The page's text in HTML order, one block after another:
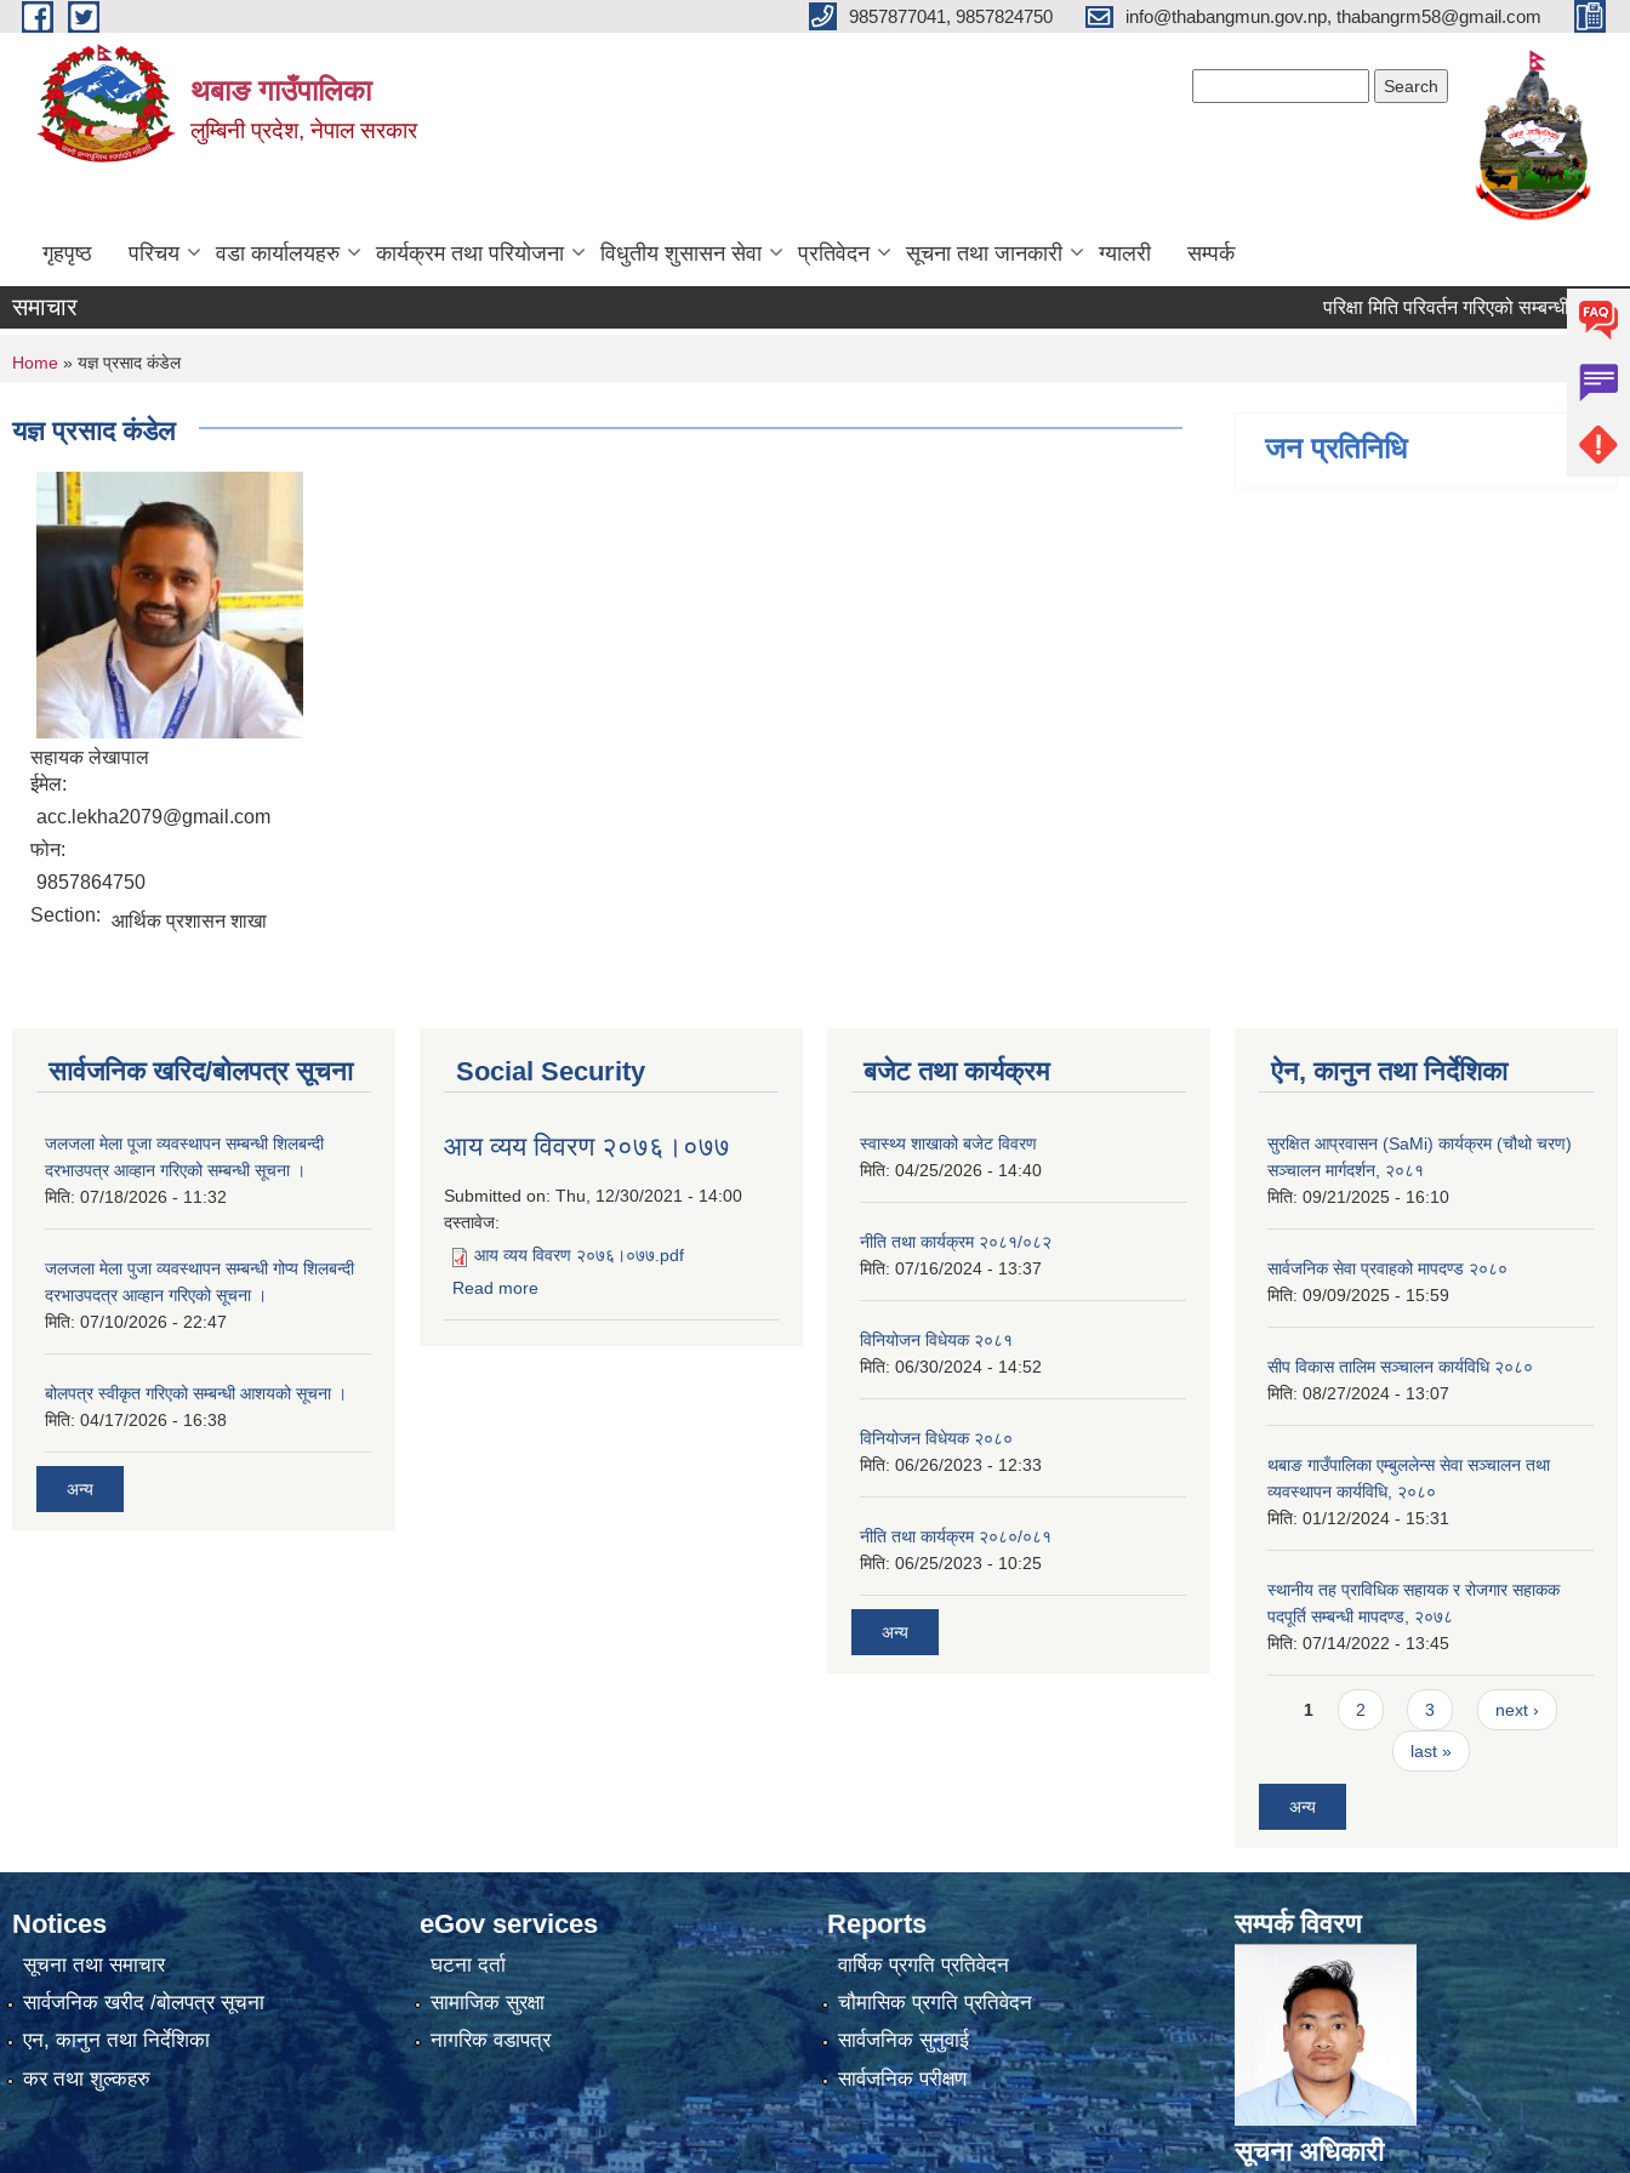
Skip to main content 9857877041, 9857824750 info@thabangmun.gov.np, thabangrm58@gmail.com
थबाङ गाउँपालिका
लुम्बिनी प्रदेश, नेपाल सरकार
गृहपृष्ठ परिचय वडा कार्यालयहरु कार्यक्रम तथा परियोजना विधुतीय शुसासन सेवा प्रतिवेदन सूचना तथा जानकारी ग्यालरी सम्पर्क
समाचार परिक्षा मिति परिवर्तन गरिएको सम्बन्धी सूचना ।
You are here
Home » यज्ञ प्रसाद कंडेल
यज्ञ प्रसाद कंडेल
सहायक लेखापाल
ईमेल:
acc.lekha2079@gmail.com
फोन:
9857864750
Section: आर्थिक प्रशासन शाखा
जन प्रतिनिधि
सार्वजनिक खरिद/बोलपत्र सूचना
जलजला मेला पूजा व्यवस्थापन सम्बन्धी शिलबन्दी
दरभाउपत्र आव्हान गरिएको सम्बन्धी सूचना ।
मिति: 07/18/2026 - 11:32
जलजला मेला पुजा व्यवस्थापन सम्बन्धी गोप्य शिलबन्दी
दरभाउपदत्र आव्हान गरिएको सूचना ।
मिति: 07/10/2026 - 22:47
बोलपत्र स्वीकृत गरिएको सम्बन्धी आशयको सूचना ।
मिति: 04/17/2026 - 16:38
अन्य
Social Security
आय व्यय विवरण २०७६।०७७
Submitted on: Thu, 12/30/2021 - 14:00
दस्तावेज:
आय व्यय विवरण २०७६।०७७.pdf
Read more
बजेट तथा कार्यक्रम
स्वास्थ्य शाखाको बजेट विवरण
मिति: 04/25/2026 - 14:40
नीति तथा कार्यक्रम २०८१/०८२
मिति: 07/16/2024 - 13:37
विनियोजन विधेयक २०८१
मिति: 06/30/2024 - 14:52
विनियोजन विधेयक २०८०
मिति: 06/26/2023 - 12:33
नीति तथा कार्यक्रम २०८०/०८१
मिति: 06/25/2023 - 10:25
अन्य
ऐन, कानुन तथा निर्देशिका
सुरक्षित आप्रवासन (SaMi) कार्यक्रम (चौथो चरण)
सञ्चालन मार्गदर्शन, २०८१
मिति: 09/21/2025 - 16:10
सार्वजनिक सेवा प्रवाहको मापदण्ड २०८०
मिति: 09/09/2025 - 15:59
सीप विकास तालिम सञ्चालन कार्यविधि २०८०
मिति: 08/27/2024 - 13:07
थबाङ गाउँपालिका एम्बुललेन्स सेवा सञ्चालन तथा
व्यवस्थापन कार्यविधि, २०८०
मिति: 01/12/2024 - 15:31
स्थानीय तह प्राविधिक सहायक र रोजगार सहाकक
पदपूर्ति सम्बन्धी मापदण्ड, २०७८
मिति: 07/14/2022 - 13:45
Pages
1 2 3 next ›
last »
अन्य
Notices
सूचना तथा समाचार
सार्वजनिक खरीद /बोलपत्र सूचना
एन, कानुन तथा निर्देशिका
कर तथा शुल्कहरु
eGov services
घटना दर्ता
सामाजिक सुरक्षा
नागरिक वडापत्र
Reports
वार्षिक प्रगति प्रतिवेदन
चौमासिक प्रगति प्रतिवेदन
सार्वजनिक सुनुवाई
सार्वजनिक परीक्षण
सम्पर्क विवरण
सूचना अधिकारी